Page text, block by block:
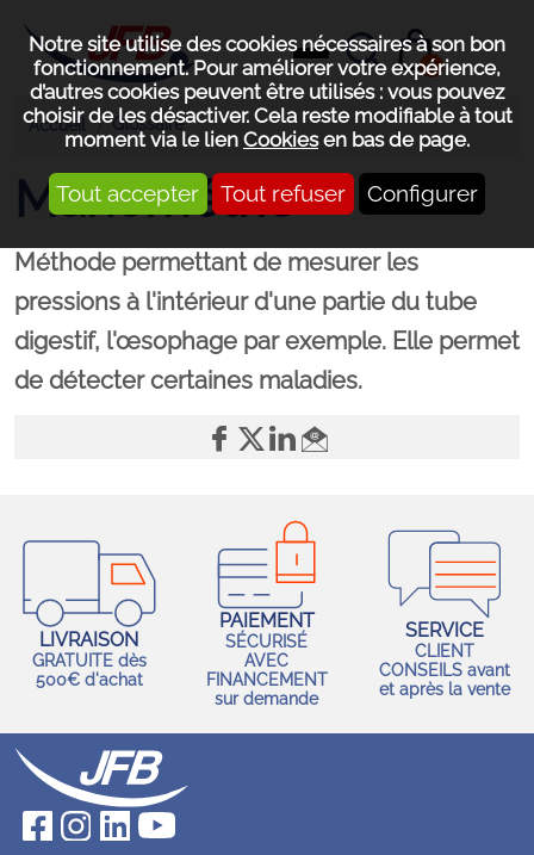
Notre site utilise des cookies nécessaires à son bon
fonctionnement. Pour améliorer votre expérience,
d’autres cookies peuvent être utilisés : vous pouvez
choisir de les désactiver. Cela reste modifiable à tout
moment via le lien Cookiesen bas de page.
Tout accepter Tout refuser Configurer
0
Accueil Glossaire
Manométrie
Méthode permettant de mesurer les
pressions à l'intérieur d'une partie du tube
digestif, l'œsophage par exemple. Elle permet
de détecter certaines maladies.
LIVRAISON
GRATUITE dès
500€ d'achat
PAIEMENT
SÉCURISÉ
AVEC
FINANCEMENT
sur demande
SERVICE
CLIENT
CONSEILS avant
et après la vente